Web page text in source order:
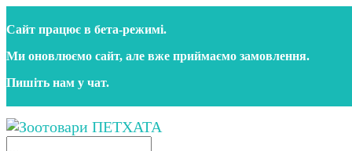
до
контенту
Сайт працює в бета‑режимі.
Ми оновлюємо сайт, але вже приймаємо замовлення.
Пишіть нам у чат.